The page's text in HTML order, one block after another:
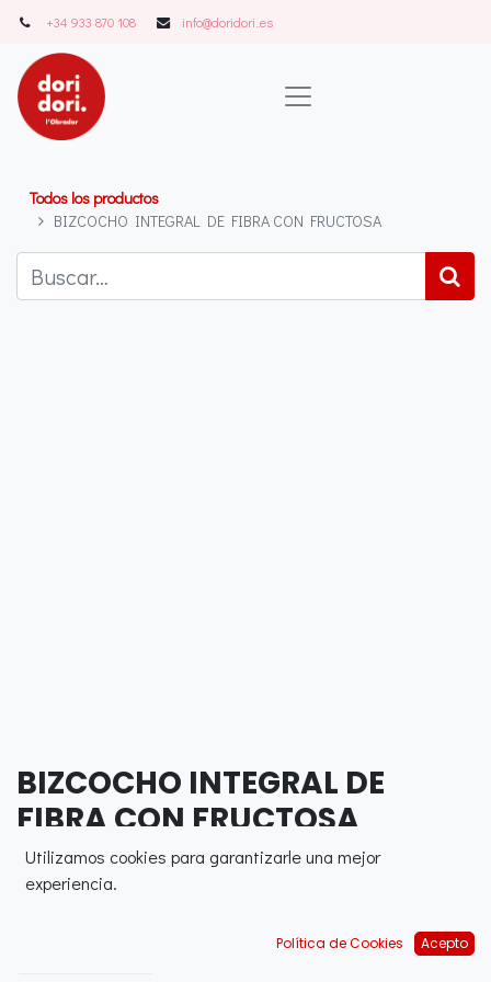
+34 933 870 108 info@doridori..es
Todos los productos
BIZCOCHO INTEGRAL DE FIBRA CON FRUCTOSA
BIZCOCHO INTEGRAL DE
FIBRA CON FRUCTOSA
0,00€
Utilizamos cookies para garantizarle una mejor
experiencia.
Política de Cookies Acepto